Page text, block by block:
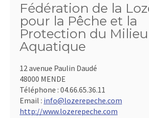
Fédération de la
pour la Pêche et la
Protection du Milieu
Aquatique
12 avenue Paulin Daudé
48000 MENDE
Téléphone : 04.66.65.36.11
Email : info@lozerepeche.com
http://www.lozerepeche.com